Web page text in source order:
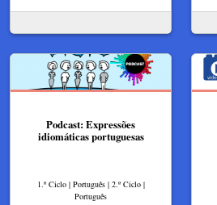
Podcast: Expressões
idiomáticas portuguesas
1.º Ciclo | Português | 2.º Ciclo |
Português